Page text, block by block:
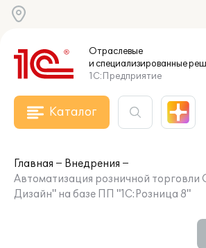
Отраслевые
и специализированные
1С:Предприятие
Каталог
Главная
Внедрения
Автоматизация розничной
Дизайн" на базе ПП "1С:Розница 8"